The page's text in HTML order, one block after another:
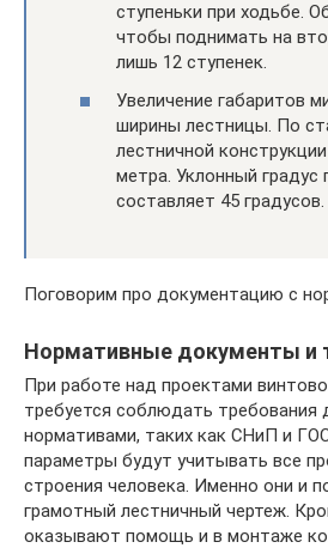
ступеньки при ходьбе.
чтобы поднимать на
лишь 12 ступенек.
Увеличение габаритов
ширины лестницы. По
лестничной
метра. Уклонный градус
составляет 45 градусов.
Поговорим про документацию с
Нормативные документы и
При работе над проектами
требуется соблюдать требования
нормативами, таких как СНиП и
параметры будут учитывать все
строения человека. Именно они и
грамотный лестничный чертеж.
оказывают помощь и в монтаже